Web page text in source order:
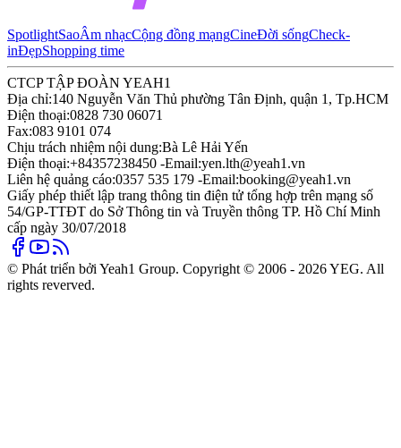
SpotlightSaoÂm nhạcCộng đồng mạngCineĐời sốngCheck-
inĐẹpShopping time
CTCP TẬP ĐOÀN YEAH1
Địa chỉ:140 Nguyễn Văn Thủ phường Tân Định, quận 1, Tp.HCM
Điện thoại:0828 730 06071
Fax:083 9101 074
Chịu trách nhiệm nội dung:Bà Lê Hải Yến
Điện thoại:+84357238450 -Email:yen.lth@yeah1.vn
Liên hệ quảng cáo:0357 535 179 -Email:booking@yeah1.vn
Giấy phép thiết lập trang thông tin điện tử tổng hợp trên mạng số
54/GP-TTĐT do Sở Thông tin và Truyền thông TP. Hồ Chí Minh
cấp ngày 30/07/2018
© Phát triển bởi Yeah1 Group. Copyright © 2006 - 2026 YEG. All
rights reverved.